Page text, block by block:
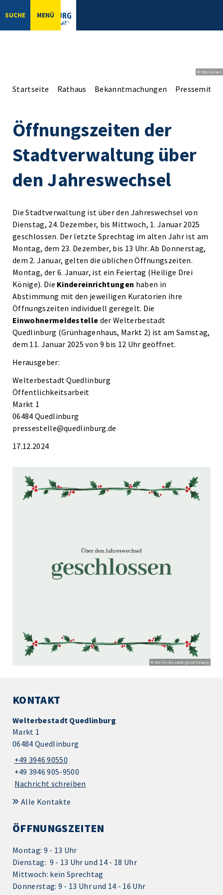
SUCHE MENÜ
© bbsferrari
Startseite Rathaus Bekanntmachungen
Öffnungszeiten der
Stadtverwaltung über
den Jahreswechsel
Die Stadtverwaltung ist über den Jahreswechsel von
Dienstag, 24. Dezember, bis Mittwoch, 1. Januar 2025
geschlossen. Der letzte Sprechtag im alten Jahr ist am
Montag, dem 23. Dezember, bis 13 Uhr. Ab Donnerstag,
dem 2. Januar, gelten die üblichen Öffnungszeiten.
Montag, der 6. Januar, ist ein Feiertag (Heilige Drei
Könige). Die Kindereinrichtungen haben in
Abstimmung mit den jeweiligen Kuratorien ihre
Öffnungszeiten individuell geregelt. Die
Einwohnermeldestelle der Welterbestadt
Quedlinburg (Grünhagenhaus, Markt 2) ist am Samstag,
dem 11. Januar 2025 von 9 bis 12 Uhr geöffnet.
Herausgeber:
Welterbestadt Quedlinburg
Öffentlichkeitsarbeit
Markt 1
06484 Quedlinburg
pressestelle@quedlinburg.de
17.12.2024
© Welterbestadt Quedlinburg
KONTAKT
Welterbestadt Quedlinburg
Markt 1
06484 Quedlinburg
+49 3946 90550
+49 3946 905-9500
Nachricht schreiben
Alle Kontakte
ÖFFNUNGSZEITEN
Montag: 9 - 13 Uhr
Dienstag: 9 - 13 Uhr und 14 - 18 Uhr
Mittwoch: kein Sprechtag
Donnerstag: 9 - 13 Uhr und 14 - 16 Uhr